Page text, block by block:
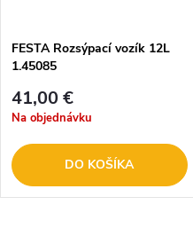
FESTA Rozsýpací vozík 12L
1.45085
41,00 €
Na objednávku
DO KOŠÍKA